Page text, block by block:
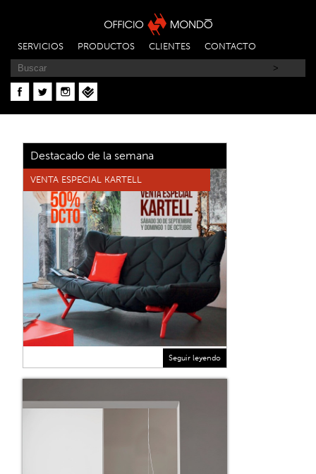
SERVICIOS PRODUCTOS CLIENTES CONTACTO
Destacado de la semana
VENTA ESPECIAL KARTELL
Seguir leyendo